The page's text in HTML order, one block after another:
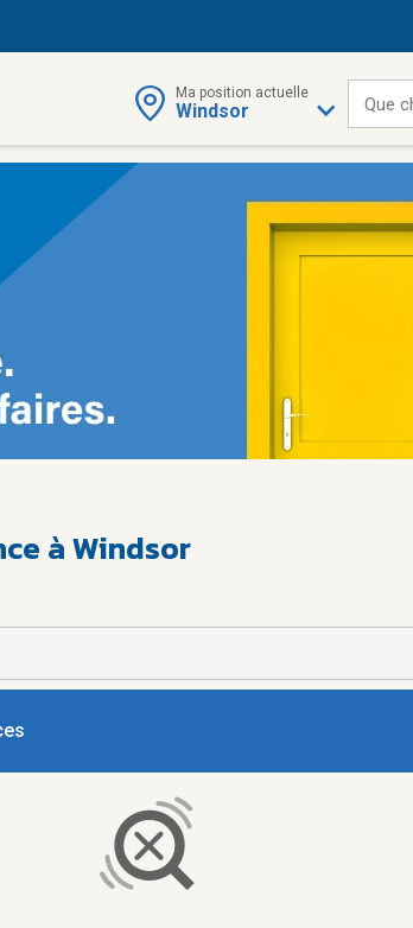
Ma position actuelle
Windsor Que
à Windsor